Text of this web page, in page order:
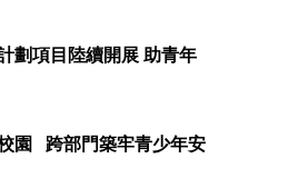
劃項目陸續開展 助青年
園 跨部門築牢青少年安